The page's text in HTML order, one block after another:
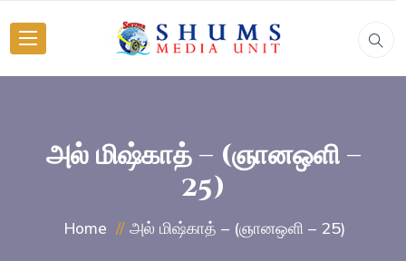
அல் மிஷ்காத் – (ஞானஒளி –
25)
Home அல் மிஷ்காத் – (ஞானஒளி – 25)